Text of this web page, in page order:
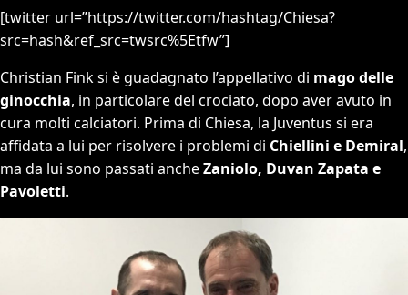
[twitter url=”https://twitter.com/hashtag/Chiesa?
src=hash&ref_src=twsrc%5Etfw”]
Christian Fink si è guadagnato l’appellativo di mago delle
ginocchia, in particolare del crociato, dopo aver avuto in
cura molti calciatori. Prima di Chiesa, la Juventus si era
affidata a lui per risolvere i problemi di Chiellini e Demiral,
ma da lui sono passati ancheZaniolo, Duvan Zapata e
Pavoletti.